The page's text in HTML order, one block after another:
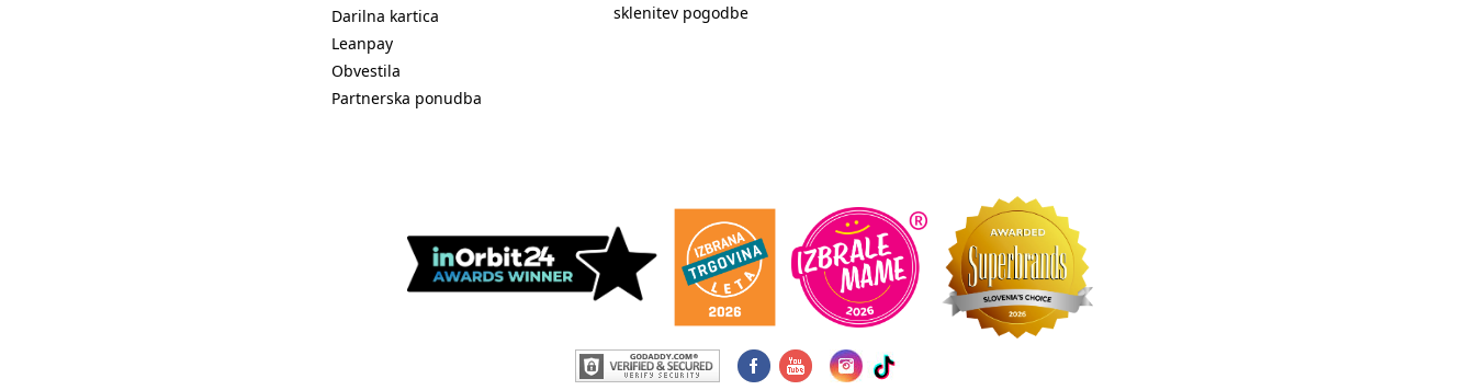
Darilna kartica
Leanpay
Obvestila
Partnerska ponudba
sklenitev pogodbe